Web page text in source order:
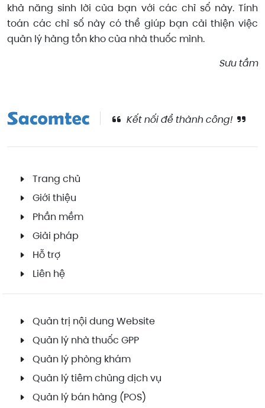
khả năng sinh lời của bạn với các chỉ số này. Tính
toán các chỉ số này có thể giúp bạn cải thiện việc
quản lý hàng tồn kho của nhà thuốc mình.
Sưu tầm
Kết nối để thành công!
Trang chủ
Giới thiệu
Phần mềm
Giải pháp
Hỗ trợ
Liên hệ
Quản trị nội dung Website
Quản lý nhà thuốc GPP
Quản lý phòng khám
Quản lý tiêm chủng dịch vụ
Quản lý bán hàng (POS)